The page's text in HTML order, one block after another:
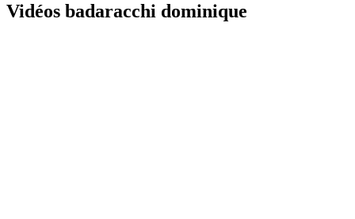
Vidéos badaracchi dominique